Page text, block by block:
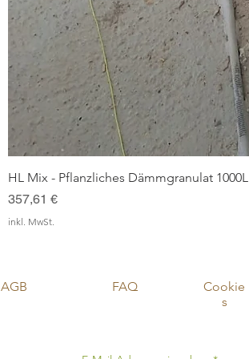
HL Mix - Pflanzliches Dämmgranulat 1000L
Preis
357,61 €
inkl. MwSt.
AGB FAQ
Cookie
s